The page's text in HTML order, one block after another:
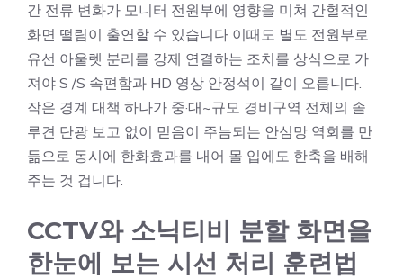
간 전류 변화가 모니터 전원부에 영향을 미쳐 간헐적인
화면 떨림이 출연할 수 있습니다 이때도 별도 전원부로
유선 아울렛 분리를 강제 연결하는 조치를 상식으로 가
져야 S /S 속편함과 HD 영상 안정석이 같이 오릅니다.
작은 경계 대책 하나가 중·대~규모 경비구역 전체의 솔
루견 단광 보고 없이 믿음이 주늠되는 안심망 역회를 만
듦으로 동시에 한화효과를 내어 몰 입에도 한축을 배해
주는 것 겁니다.
CCTV와 소닉티비 분할 화면을
한눈에 보는 시선 처리 훈련법